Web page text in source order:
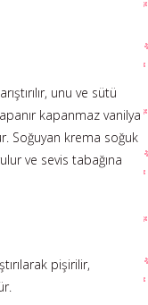
unu ve sütü
kapanmaz vanilya
Soğuyan krema soğuk
ve sevis tabağına
pişirilir,